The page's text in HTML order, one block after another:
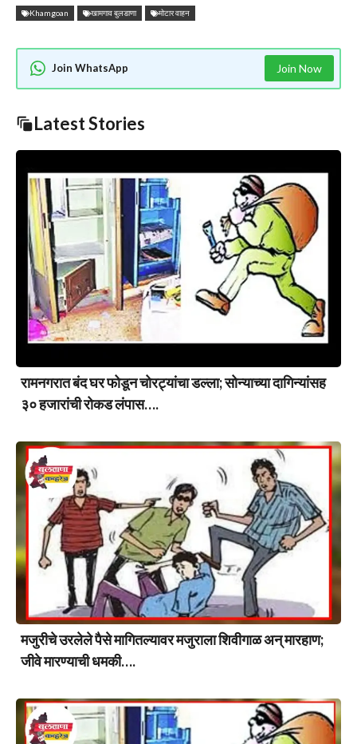
Khamgoan खामगाव बुलडाणा मोटार वाहन
Join WhatsApp Join Now
Latest Stories
रामनगरात बंद घर फोडून चोरट्यांचा डल्ला; सोन्याच्या दागिन्यांसह
३० हजारांची रोकड लंपास….
मजुरीचे उरलेले पैसे मागितल्यावर मजुराला शिवीगाळ अन् मारहाण;
जीवे मारण्याची धमकी….